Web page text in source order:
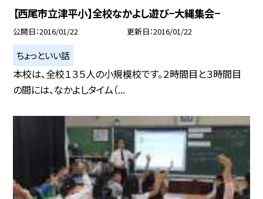
【西尾市立津平小】全校なかよし遊び−大縄集会−
公開日 2016/01/22 更新日 2016/01/22
ちょっといい話
本校は、全校１３５人の小規模校です。２時間目と３時間目
の間には、なかよしタイム（...